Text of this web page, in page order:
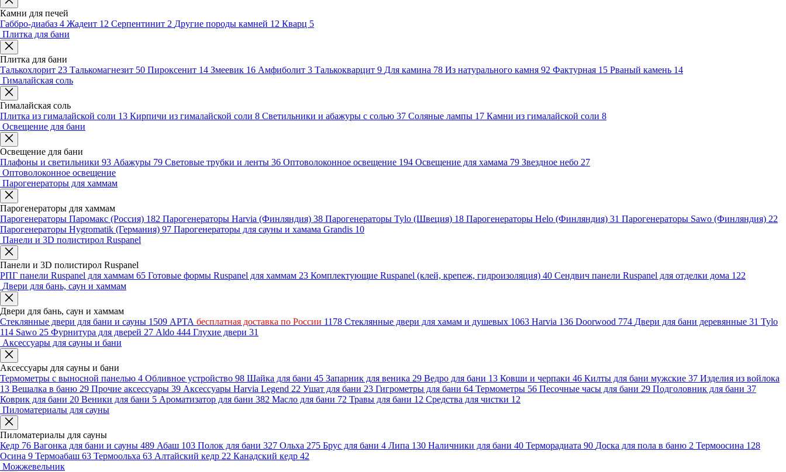
Камни для печей
Габбро-диабаз 4 Жадеит 12 Серпентинит 2 Другие породы камней 12 Кварц 5
Плитка для бани
Плитка для бани
Талькохлорит 23 Талькомагнезит 50 Пироксенит 14 Змеевик 16 Амфиболит 3 Талькокварцит 9 Для камина 78 Из натурального камня 92 Фактурная 15 Рваный камень 14
Гималайская соль
Гималайская соль
Плитка из гималайской соли 13 Кирпичи из гималайской соли 8 Светильники и абажуры с солью 37 Соляные лампы 17 Камни из гималайской соли 8
Освещение для бани
Освещение для бани
Плафоны и светильники 93 Абажуры 79 Световые трубки и ленты 36 Оптоволоконное освещение 194 Освещение для хамама 79 Звездное небо 27
Оптоволоконное освещение
Парогенераторы для хаммам
Парогенераторы для хаммам
Парогенераторы Паромакс (Россия) 182 Парогенераторы Harvia (Финляндия) 38 Парогенераторы Tylo (Швеция) 18 Парогенераторы Helo (Финляндия) 31 Парогенераторы Sawo (Финляндия) 22
Парогенераторы Hygromatik (Германия) 97 Парогенераторы для сауны и хамама Grandis 10
Панели и 3D полистирол Ruspanel
Панели и 3D полистирол Ruspanel
РПГ панели Ruspanel для хаммам 65 Готовые формы Ruspanel для хаммам 23 Комплектующие Ruspanel (клей, крепеж, гидроизоляция) 40 Сендвич панели Ruspanel для отделки дома 122
Двери для бань, саун и хаммам
Двери для бань, саун и хаммам
Стеклянные двери для бани и сауны 1509 АРТА бесплатная доставка по России 1178 Стеклянные двери для хамам и душевых 1063 Harvia 136 Doorwood 774 Двери для бани деревянные 31 Tylo
114 Sawo 25 Фурнитура для дверей 27 Aldo 444 Глухие двери 31
Аксессуары для сауны и бани
Аксессуары для сауны и бани
Термометры с выносной панелью 4 Обливное устройство 98 Шайка для бани 45 Запарник для веника 29 Ведро для бани 13 Ковши и черпаки 46 Килты для бани мужские 37 Изделия из войлока
13 Вешалка в баню 29 Прочие аксессуары 39 Аксессуары Harvia Legend 22 Ушат для бани 23 Гигрометры для бани 64 Термометры 56 Песочные часы для бани 29 Подголовник для бани 37
Коврик для бани 20 Веники для бани 5 Ароматизатор для бани 382 Масло для бани 72 Травы для бани 12 Средства для чистки 12
Пиломатериалы для сауны
Пиломатериалы для сауны
Кедр 76 Вагонка для бани и сауны 489 Абаш 103 Полок для бани 327 Ольха 275 Брус для бани 4 Липа 130 Наличники для бани 40 Терморадиата 90 Доска для пола в баню 2 Термоосина 128
Осина 9 Термоабаш 63 Термоольха 63 Алтайский кедр 22 Канадский кедр 42
Можжевельник